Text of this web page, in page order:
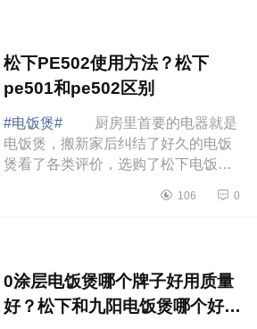
松下PE502使用方法？松下
pe501和pe502区别
#电饭煲#
厨房里首要的电器就是
电饭煲，搬新家后纠结了好久的电饭
煲看了各类评价，选购了松下电饭
PE502使用方法？松下pe501和
106 0
0涂层电饭煲哪个牌子好用质量
好？松下和九阳电饭煲哪个好一